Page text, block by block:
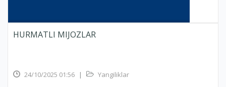
HURMATLI MIJOZLAR
24/10/2025 01:56 |
Yangiliklar